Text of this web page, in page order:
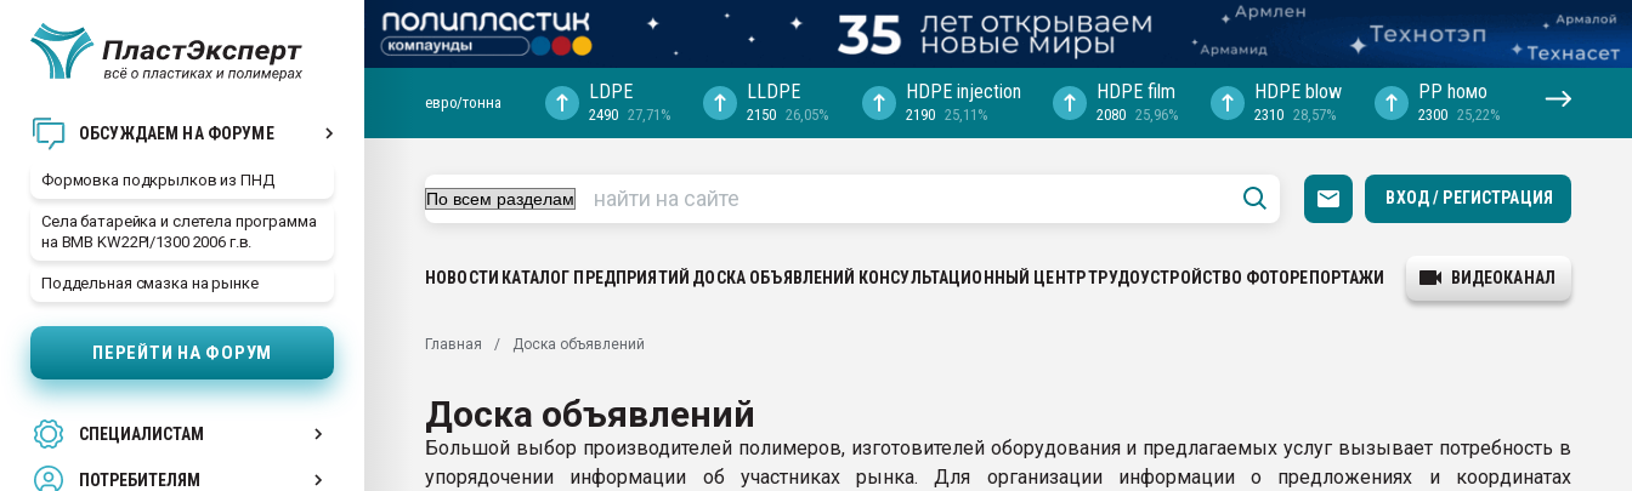
ОБСУЖДАЕМ НА ФОРУМЕ
Формовка подкрылков из ПНД
Села батарейка и слетела программа
на BMB KW22PI/1300 2006 г.в.
Поддельная смазка на рынке
ПЕРЕЙТИ НА ФОРУМ
СПЕЦИАЛИСТАМ
ПОТРЕБИТЕЛЯМ
29.07.2026 ФРП помог "Ижевскому
Вакуум-формовочные машины:
ближайшее подмосковье, с.-в.
28.07.2026 Автоматизация выходит на
первый план в переработке
пластмасс
евро/тонна LDPE
2490 27,71%
LLDPE
2150 26,05%
HDPE injection
2190 25,11%
HDPE film
2080 25,96%
HDPE blow
2310 28,57%
PP hомо
2300 25,22%
ВХОД / РЕГИСТРАЦИЯ
НОВОСТИ КАТАЛОГ ПРЕДПРИЯТИЙ ДОСКА ОБЪЯВЛЕНИЙ КОНСУЛЬТАЦИОННЫЙ ЦЕНТРТРУДОУСТРОЙСТВО ФОТОРЕПОРТАЖИ ВИДЕОКАНАЛ
Главная Доска объявлений
Доска объявлений
Большой выбор производителей полимеров, изготовителей оборудования и предлагаемых услуг вызывает потребность в
упорядочении информации об участниках рынка. Для организации информации о предложениях и координатах